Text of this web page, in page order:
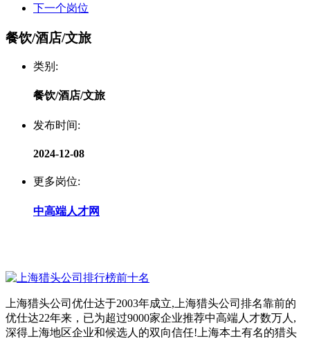
下一个岗位
餐饮/酒店/文旅
类别:
餐饮/酒店/文旅
发布时间:
2024-12-08
更多岗位:
中高端人才网
上海猎头公司优仕达于2003年成立,上海猎头公司排名靠前的
优仕达22年来，已为超过9000家企业推荐中高端人才数万人,
深得上海地区企业和候选人的双向信任!上海本土有名的猎头